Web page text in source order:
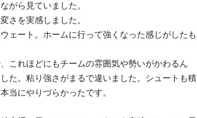
がら見ていました。
を実感しました。
ート。ホームに行って強くなった感じがしたも
れほどにもチームの雰囲気や勢いがかわるん
た。粘り強さがまるで違いました。シュートも積
当にやりづらかったです。